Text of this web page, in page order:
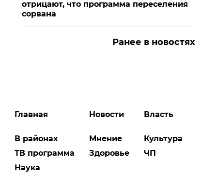
отрицают, что программа переселения
сорвана
Ранее в новостях
Главная
В районах
ТВ программа
Наука
Новости
Мнение
Здоровье
Власть
Культура
ЧП